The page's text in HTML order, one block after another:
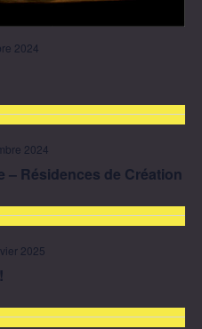
2024
2024
– Résidences de Création
2025